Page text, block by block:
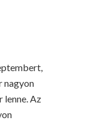
nagyon
lenne. Az